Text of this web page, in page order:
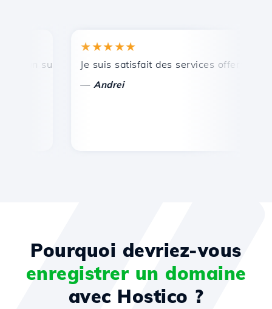
support technique rapide et efficace.
★★★★★
Je suis satisfait des services offerts par
Andrei
Pourquoi devriez-vous
enregistrer un domaine
avec Hostico ?